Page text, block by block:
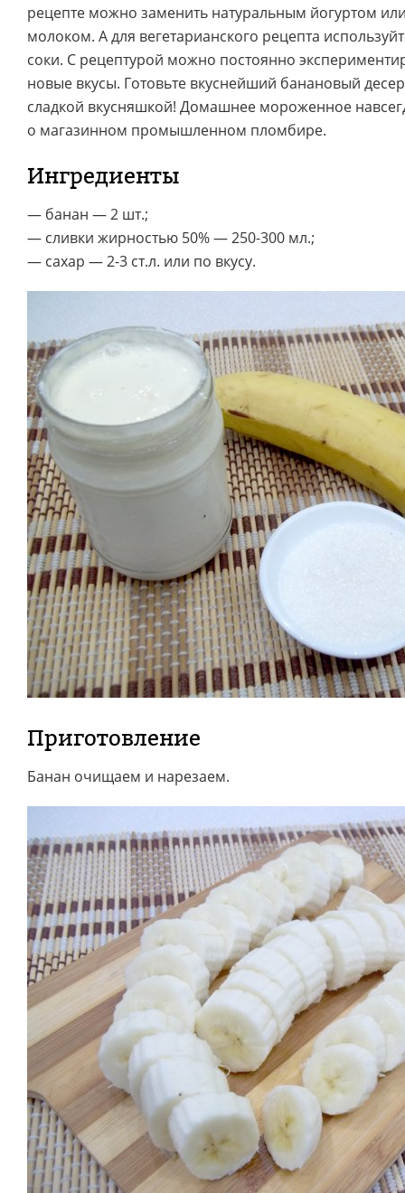
рецепте можно заменить натуральным йогуртом
молоком. А для вегетарианского рецепта
соки. С рецептурой можно постоянно
новые вкусы. Готовьте вкуснейший банановый
сладкой вкусняшкой! Домашнее мороженное
о магазинном промышленном пломбире.
Ингредиенты
— банан — 2 шт.;
— сливки жирностью 50% — 250-300 мл.;
— сахар — 2-3 ст.л. или по вкусу.
Приготовление
Банан очищаем и нарезаем.